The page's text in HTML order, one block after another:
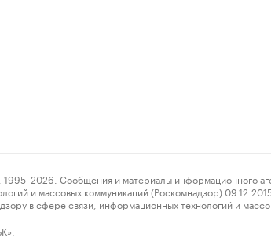
Сообщения и материалы информационного
и массовых коммуникаций (Роскомнадзор)
в сфере связи, информационных технологий и